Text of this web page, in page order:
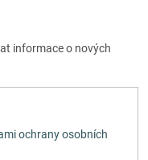
informace o nových
ochrany osobních